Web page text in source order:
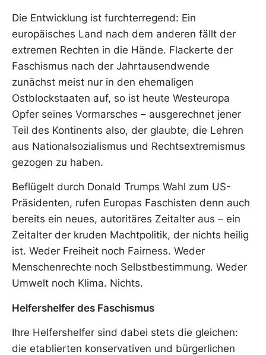
Die Entwicklung ist furchterregend: Ein
europäisches Land nach dem anderen fällt der
extremen Rechten in die Hände. Flackerte der
Faschismus nach der Jahrtausendwende
zunächst meist nur in den ehemaligen
Ostblockstaaten auf, so ist heute Westeuropa
Opfer seines Vormarsches – ausgerechnet jener
Teil des Kontinents also, der glaubte, die Lehren
aus Nationalsozialismus und Rechtsextremismus
gezogen zu haben.
Beflügelt durch Donald Trumps Wahl zum US-
Präsidenten, rufen Europas Faschisten denn auch
bereits ein neues, autoritäres Zeitalter aus – ein
Zeitalter der kruden Machtpolitik, der nichts heilig
ist. Weder Freiheit noch Fairness. Weder
Menschenrechte noch Selbstbestimmung. Weder
Umwelt noch Klima. Nichts.
Helfershelfer des Faschismus
Ihre Helfershelfer sind dabei stets die gleichen:
die etablierten konservativen und bürgerlichen